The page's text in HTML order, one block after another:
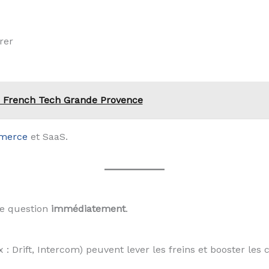
Tech Grande Provence
et SaaS.
question immédiatement.
: Drift, Intercom) peuvent lever les freins et booster les